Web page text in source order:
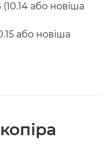
або новіша
або новіша